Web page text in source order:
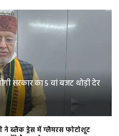
सरकार का 5 वां बजट थोड़ी देर
ने ब्लैक ड्रेस में ग्लैमरस फोटोशूट